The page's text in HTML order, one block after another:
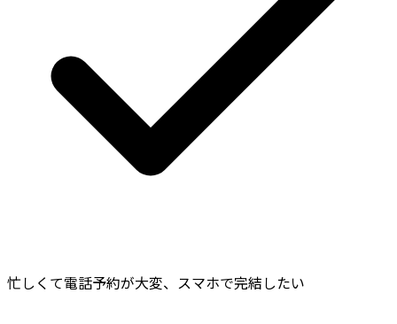
忙しくて電話予約が大変、スマホで完結したい